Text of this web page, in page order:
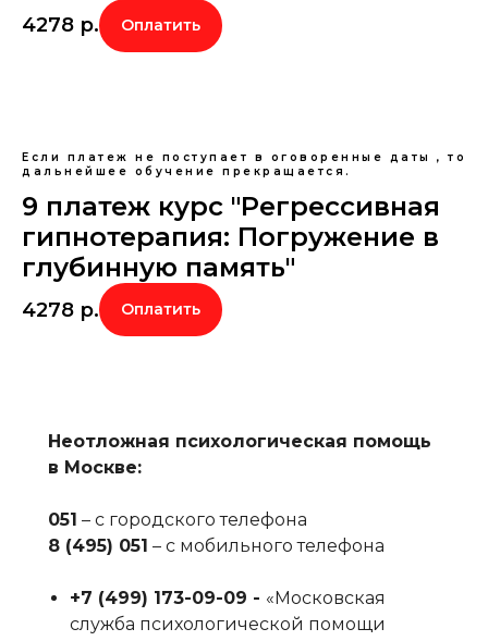
4278 р. Оплатить
Если платеж не поступает в оговоренные даты , то
дальнейшее обучение прекращается.
9 платеж курс "Регрессивная
гипнотерапия: Погружение в
глубинную память"
4278 р. Оплатить
Неотложная психологическая помощь
в Москве:
051 – с городского телефона
8 (495) 051 – с мобильного телефона
+7 (499) 173-09-09‬ - «Московская
служба психологической помощи